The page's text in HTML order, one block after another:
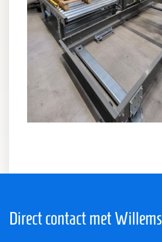
Direct contact met Willems